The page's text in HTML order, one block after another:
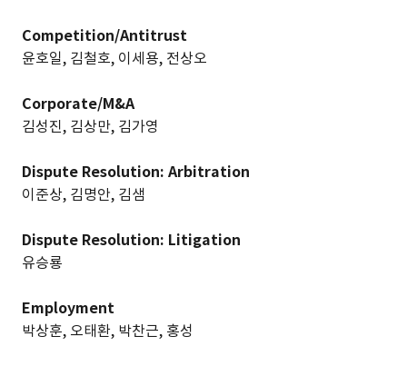
Competition/Antitrust
윤호일, 김철호, 이세용, 전상오
Corporate/M&A
김성진, 김상만, 김가영
Dispute Resolution: Arbitration
이준상, 김명안, 김샘
Dispute Resolution: Litigation
유승룡
Employment
박상훈, 오태환, 박찬근, 홍성